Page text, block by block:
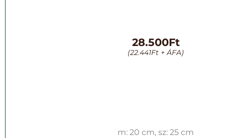
28.500Ft
(22.441Ft + ÁFA)
m: 20 cm, sz: 25 cm